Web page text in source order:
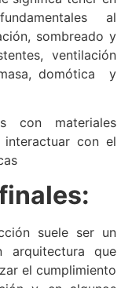
al
sombreado y
ventilación
domótica y
con materiales
interactuar con el
suele ser un
arquitectura que
el cumplimiento